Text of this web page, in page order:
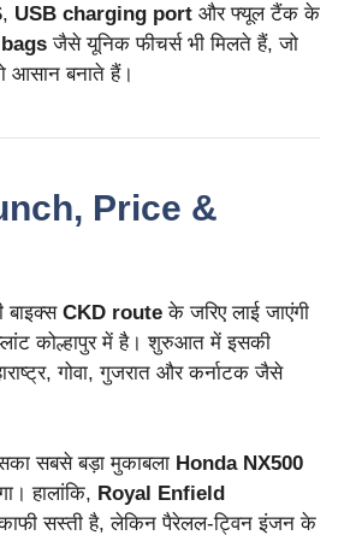
, USB charging port और फ्यूल टैंक के
जैसे यूनिक फीचर्स भी मिलते हैं, जो
आसान बनाते हैं।
Price &
बाइक्स CKD route के जरिए लाई जाएंगी
कोल्हापुर में है। शुरुआत में इसकी
गोवा, गुजरात और कर्नाटक जैसे
सबसे बड़ा मुकाबला Honda NX500
हालांकि, Royal Enfield
सस्ती है, लेकिन पैरेलल-ट्विन इंजन के